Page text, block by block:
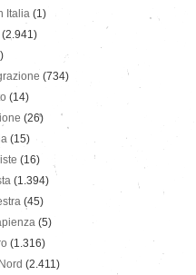
Italia (1)
(2.941)
(734)
(14)
(26)
(15)
(16)
(1.394)
(45)
(5)
(1.316)
(2.411)